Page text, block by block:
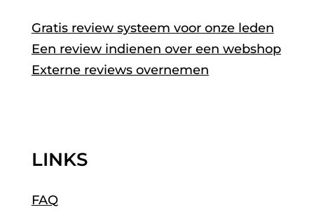
Gratis review systeem voor onze leden
Een review indienen over een webshop
Externe reviews overnemen
LINKS
FAQ